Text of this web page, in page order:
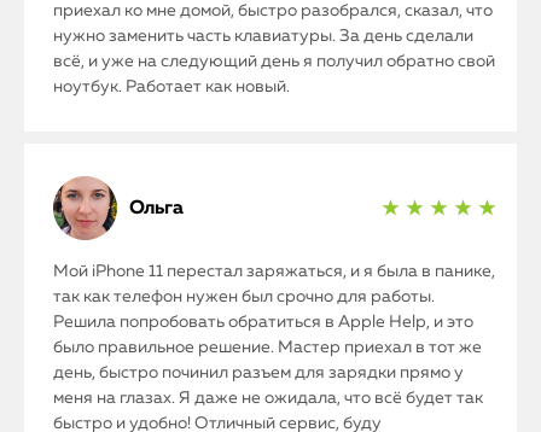
iMac
Mac Mini
О нас
Контакты
Статьи
приехал ко мне домой, быстро разобрался, сказал, что
нужно заменить часть клавиатуры. За день сделали
всё, и уже на следующий день я получил обратно свой
ноутбук. Работает как новый.
Ольга ★ ★ ★ ★ ★
Мой iPhone 11 перестал заряжаться, и я была в панике,
так как телефон нужен был срочно для работы.
Решила попробовать обратиться в Apple Help, и это
было правильное решение. Мастер приехал в тот же
день, быстро починил разъем для зарядки прямо у
меня на глазах. Я даже не ожидала, что всё будет так
быстро и удобно! Отличный сервис, буду